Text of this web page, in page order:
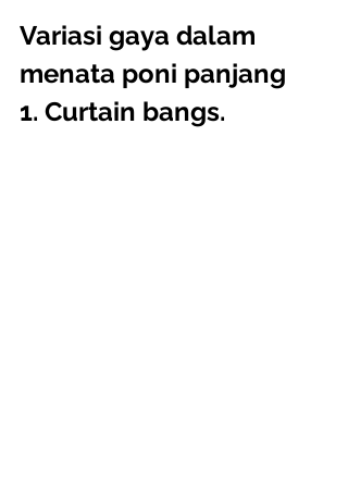
Variasi gaya dalam
menata poni panjang
1. Curtain bangs.